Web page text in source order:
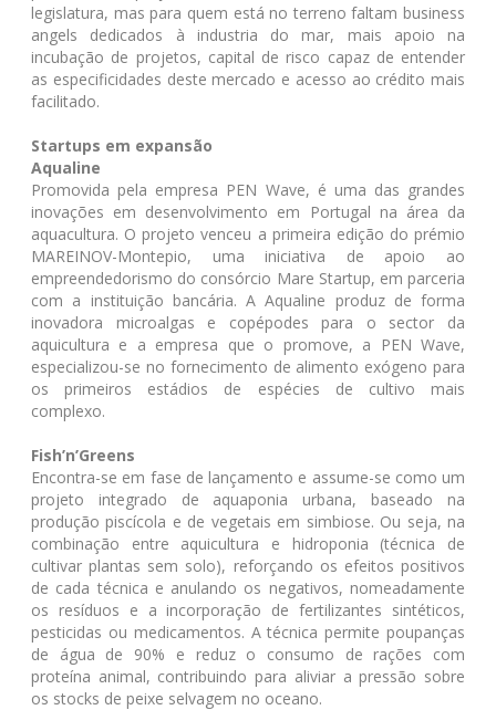
legislatura, mas para quem está no terreno faltam business
angels dedicados à industria do mar, mais apoio na
incubação de projetos, capital de risco capaz de entender
as especificidades deste mercado e acesso ao crédito mais
facilitado.
Startups em expansão
Aqualine
Promovida pela empresa PEN Wave, é uma das grandes
inovações em desenvolvimento em Portugal na área da
aquacultura. O projeto venceu a primeira edição do prémio
MAREINOV-Montepio, uma iniciativa de apoio ao
empreendedorismo do consórcio Mare Startup, em parceria
com a instituição bancária. A Aqualine produz de forma
inovadora microalgas e copépodes para o sector da
aquicultura e a empresa que o promove, a PEN Wave,
especializou-se no fornecimento de alimento exógeno para
os primeiros estádios de espécies de cultivo mais
complexo.
Fish’n’Greens
Encontra-se em fase de lançamento e assume-se como um
projeto integrado de aquaponia urbana, baseado na
produção piscícola e de vegetais em simbiose. Ou seja, na
combinação entre aquicultura e hidroponia (técnica de
cultivar plantas sem solo), reforçando os efeitos positivos
de cada técnica e anulando os negativos, nomeadamente
os resíduos e a incorporação de fertilizantes sintéticos,
pesticidas ou medicamentos. A técnica permite poupanças
de água de 90% e reduz o consumo de rações com
proteína animal, contribuindo para aliviar a pressão sobre
os stocks de peixe selvagem no oceano.